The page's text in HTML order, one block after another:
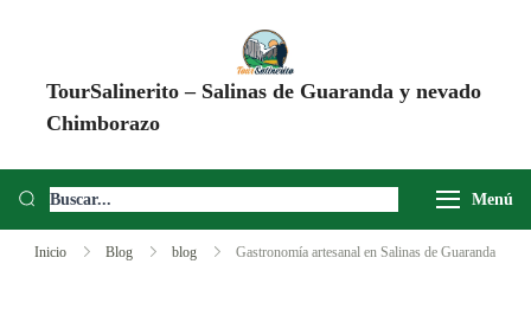
TourSalinerito – Salinas de Guaranda y nevado
Chimborazo
Chimborazo, Minas de Sal, Quesera El Salinerito, Chocolates El
Menú
Inicio Blog blog Gastronomía artesanal en Salinas de Guaranda